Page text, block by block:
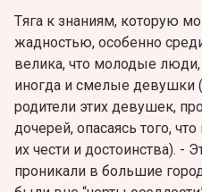
Tяга к знаниям, которую
жадностью, особенно
велика, что молодые
иногда и смелые девушки
родители этих девушек,
дочерей, опасаясь тoго,
их чести и достоинства). -
проникали в большие